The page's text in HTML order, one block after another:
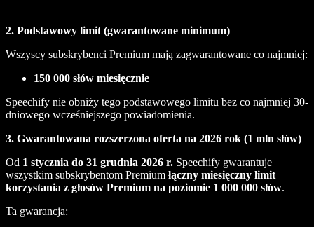
2. Podstawowy limit (gwarantowane minimum)
Wszyscy subskrybenci Premium mają zagwarantowane co najmniej:
150 000 słów miesięcznie
Speechify nie obniży tego podstawowego limitu bez co najmniej 30-
dniowego wcześniejszego powiadomienia.
3. Gwarantowana rozszerzona oferta na 2026 rok (1 mln słów)
Od 1 stycznia do 31 grudnia 2026 r. Speechify gwarantuje
wszystkim subskrybentom Premium łączny miesięczny limit
korzystania z głosów Premium na poziomie 1 000 000 słów.
Ta gwarancja: